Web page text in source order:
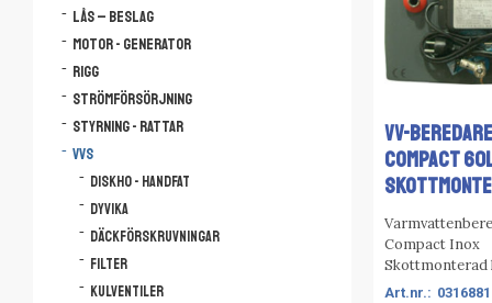
VV-BEREDARE
COMPACT
Compact Inox
Skottmonterad
egenskaper0316881
Lås – Beslag
Motor - Generator
Rigg
Strömförsörjning
Styrning - Rattar
VVS
Diskho - Handfat
Dyvika
Däckförskruvningar
Filter
Kulventiler